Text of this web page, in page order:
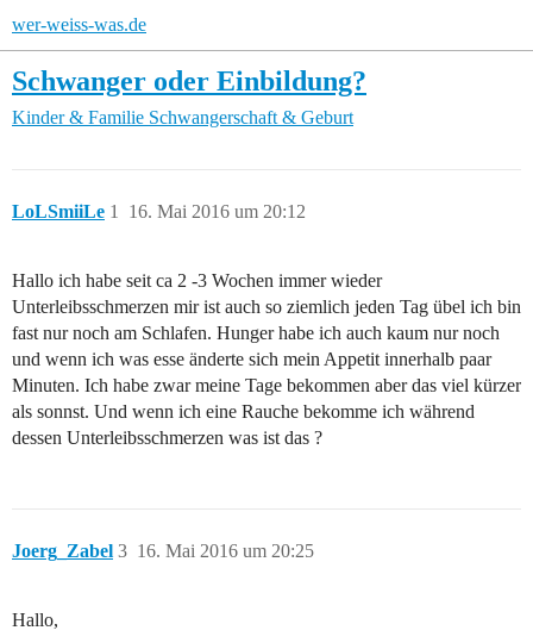
wer-weiss-was.de
Schwanger oder Einbildung?
Kinder & Familie Schwangerschaft & Geburt
LoLSmiiLe 16. Mai 2016 um 20:12
1
Hallo ich habe seit ca 2 -3 Wochen immer wieder
Unterleibsschmerzen mir ist auch so ziemlich jeden Tag übel ich bin
fast nur noch am Schlafen. Hunger habe ich auch kaum nur noch
und wenn ich was esse änderte sich mein Appetit innerhalb paar
Minuten. Ich habe zwar meine Tage bekommen aber das viel kürzer
als sonnst. Und wenn ich eine Rauche bekomme ich während
dessen Unterleibsschmerzen was ist das ?
Joerg_Zabel 16. Mai 2016 um 20:25
3
Hallo,